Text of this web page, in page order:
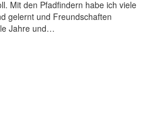
Mit den Pfadfindern habe ich viele
gelernt und Freundschaften
Jahre und…